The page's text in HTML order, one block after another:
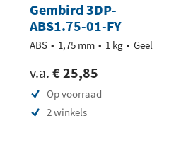
Gembird 3DP-
ABS1.75-01-FY
ABS 1,75 mm 1 kg Geel
v.a. € 25,85
Op voorraad
2 winkels